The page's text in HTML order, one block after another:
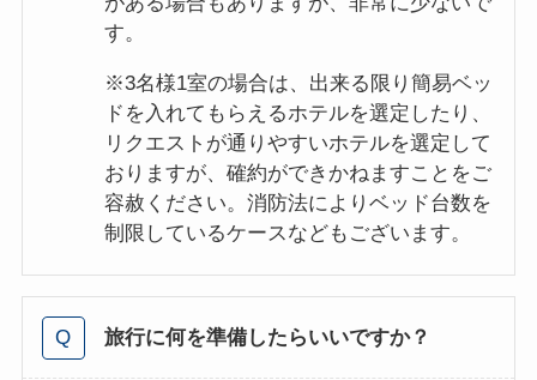
す。
※3名様1室の場合は、出来る限り簡易ベッ
ドを入れてもらえるホテルを選定したり、
リクエストが通りやすいホテルを選定して
おりますが、確約ができかねますことをご
容赦ください。消防法によりベッド台数を
制限しているケースなどもございます。
旅行に何を準備したらいいですか？